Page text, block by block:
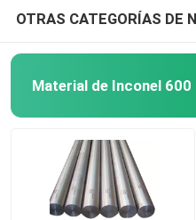
Hastelloy B
Hastelloy B2
Hastelloy B3
OTRAS CATEGORÍAS DE
Material de Inconel 600